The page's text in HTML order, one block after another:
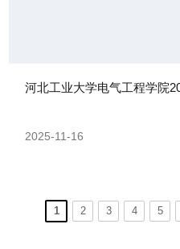
2025-11-16
1 2 3 4 5